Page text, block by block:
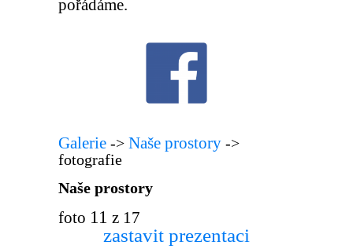
pořádáme.
Galerie -> Naše prostory ->
fotografie
Naše prostory
foto 12 z 17
zastavit prezentaci